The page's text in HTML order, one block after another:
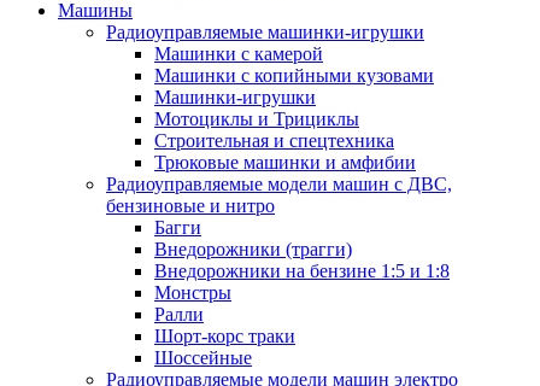
Машины
Радиоуправляемые машинки-игрушки
Машинки с камерой
Машинки с копийными кузовами
Машинки-игрушки
Мотоциклы и Трициклы
Строительная и спецтехника
Трюковые машинки и амфибии
Радиоуправляемые модели машин с ДВС,
бензиновые и нитро
Багги
Внедорожники (трагги)
Внедорожники на бензине 1:5 и 1:8
Монстры
Ралли
Шорт-корс траки
Шоссейные
Радиоуправляемые модели машин электро